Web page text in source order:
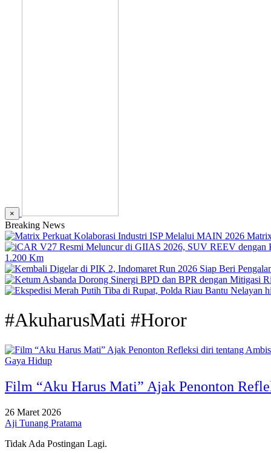
×
Breaking News
1.200 Km
#AkuharusMati #Horor
Gaya Hidup
Film “Aku Harus Mati” Ajak Penonton
26 Maret 2026
Aji Tunang Pratama
Tidak Ada Postingan Lagi.